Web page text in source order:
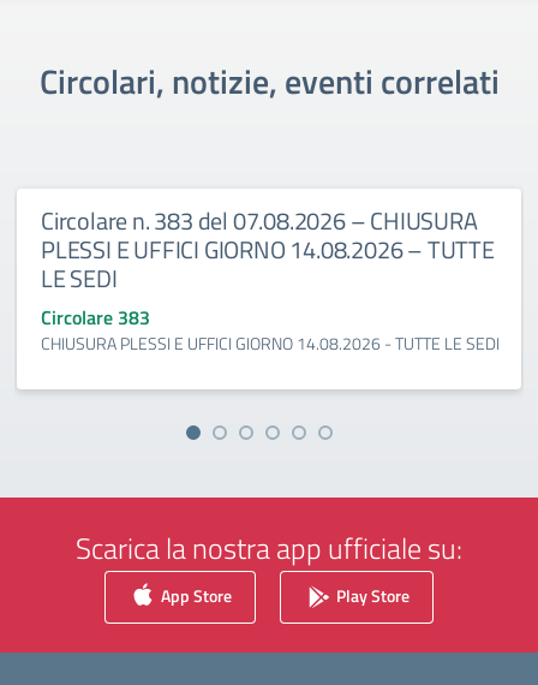
Circolari, notizie, eventi correlati
Circolare n. 383 del 07.08.2026 – CHIUSURA
PLESSI E UFFICI GIORNO 14.08.2026 – TUTTE
LE SEDI
Circolare 383
CHIUSURA PLESSI E UFFICI GIORNO 14.08.2026 - TUTTE LE SEDI
Scarica la nostra app ufficiale su:
App Store Play Store